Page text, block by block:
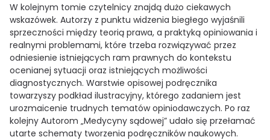
W kolejnym tomie czytelnicy znajdą dużo ciekawych
wskazówek. Autorzy z punktu widzenia biegłego wyjaśnili
sprzeczności między teorią prawa, a praktyką opiniowania i
realnymi problemami, które trzeba rozwiązywać przez
odniesienie istniejących ram prawnych do kontekstu
ocenianej sytuacji oraz istniejących możliwości
diagnostycznych. Warstwie opisowej podręcznika
towarzyszy podkład ilustracyjny, którego zadaniem jest
urozmaicenie trudnych tematów opiniodawczych. Po raz
kolejny Autorom „Medycyny sądowej” udało się przełamać
utarte schematy tworzenia podręczników naukowych.